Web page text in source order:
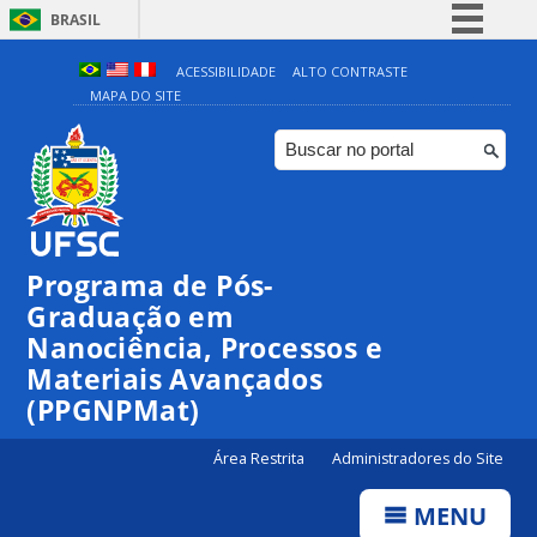
BRASIL
Simplifique!
Comunica BR
Participe
ACESSIBILIDADE
ALTO CONTRASTE
MAPA DO SITE
Programa de Pós-
Graduação em
Nanociência, Processos e
Materiais Avançados
(PPGNPMat)
Área Restrita Administradores do Site
MENU
01:00